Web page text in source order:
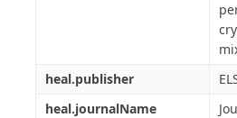
heal.publisher
heal.journalName